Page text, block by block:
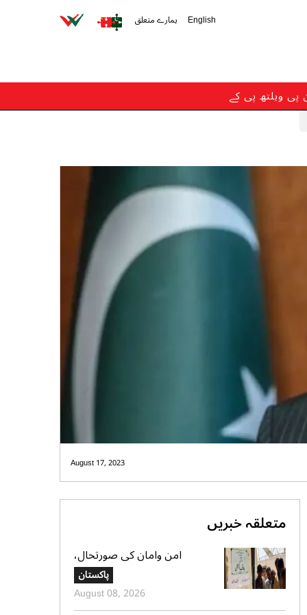
English ہمارے متعلق
پی ویلتھ پی کے
August 17, 2023
متعلقہ خبریں
امن وامان کی صورتحال،
بلوچستان کے 4 بلدیاتی حلقوں
میں آج ہونیوالی پولنگ ملتوی
پاکستان
August 08, 2026